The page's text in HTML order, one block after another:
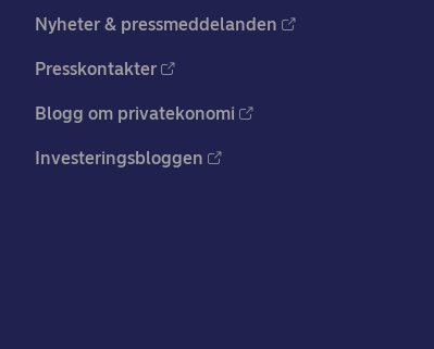
Nyheter & pressmeddelanden
Presskontakter
Blogg om privatekonomi
Investeringsbloggen